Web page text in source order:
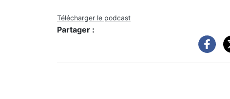
Télécharger le podcast
Partager :